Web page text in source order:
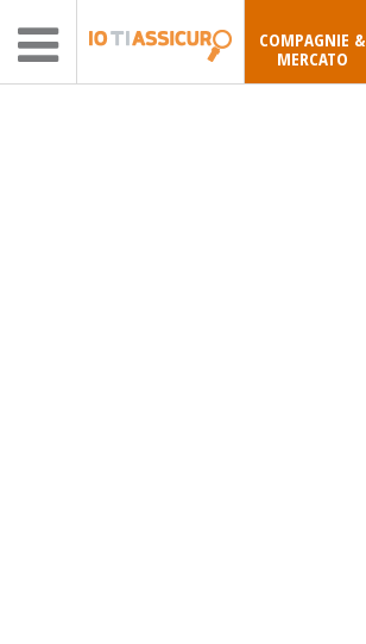
COMPAGNIE &
MERCATO